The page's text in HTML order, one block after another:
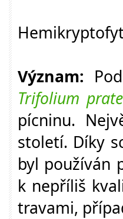
Význam:
Trifolium
pícninu.
století. Díky
byl používán
k nepříliš
travami,